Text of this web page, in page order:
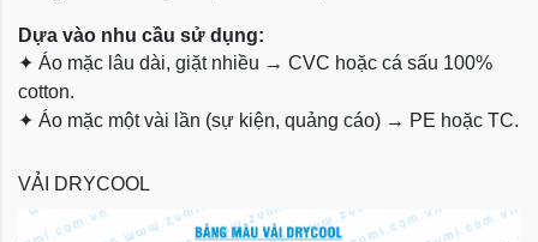
Dựa vào nhu cầu sử dụng:
✦ Áo mặc lâu dài, giặt nhiều → CVC hoặc cá sấu 100%
cotton.
✦ Áo mặc một vài lần (sự kiện, quảng cáo) → PE hoặc TC.
VẢI DRYCOOL